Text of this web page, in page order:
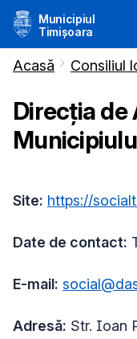
Municipiul
Timișoara
Acasă Consiliul
Direcția de
Site: https://
Date de contact:
E-mail:
Adresă: Str. Ioan